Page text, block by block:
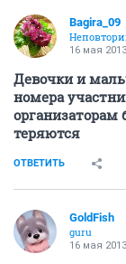
Bagira_09
16 мая 2013
Девочки и
номера
организаторам
теряются
ОТВЕТИТЬ
GoldFish
guru
16 мая 2013